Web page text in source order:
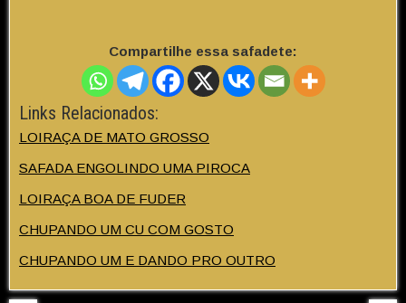
Compartilhe essa safadete:
Links Relacionados:
LOIRAÇA DE MATO GROSSO
SAFADA ENGOLINDO UMA PIROCA
LOIRAÇA BOA DE FUDER
CHUPANDO UM CU COM GOSTO
CHUPANDO UM E DANDO PRO OUTRO